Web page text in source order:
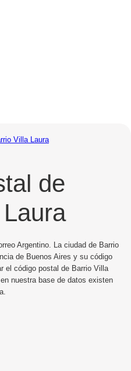
Villa Laura
de
Argentino. La ciudad de Barrio
de Buenos Aires y su código
el código postal de Barrio Villa
nuestra base de datos existen